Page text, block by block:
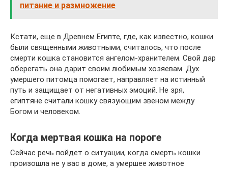
питание и размножение
Кстати, еще в Древнем Египте, где, как известно, кошки
были священными животными, считалось, что после
смерти кошка становится ангелом-хранителем. Свой дар
оберегать она дарит своим любимым хозяевам. Дух
умершего питомца помогает, направляет на истинный
путь и защищает от негативных эмоций. Не зря,
египтяне считали кошку связующим звеном между
Богом и человеком.
Когда мертвая кошка на пороге
Сейчас речь пойдет о ситуации, когда смерть кошки
произошла не у вас в доме, а умершее животное